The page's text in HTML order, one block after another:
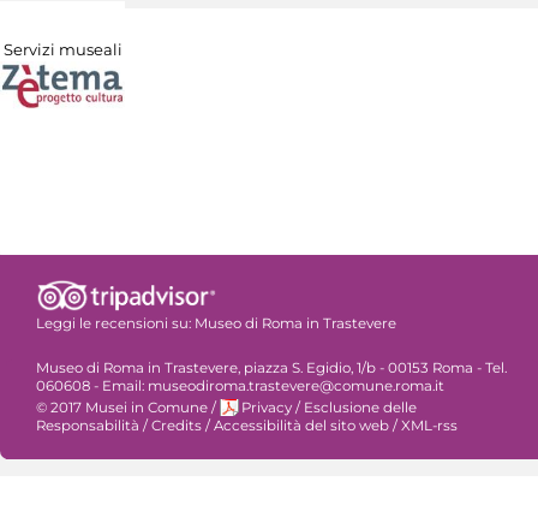
Servizi museali
Leggi le recensioni su: Museo di Roma in Trastevere
Museo di Roma in Trastevere, piazza S. Egidio, 1/b - 00153 Roma - Tel.
060608 - Email: museodiroma.trastevere@comune.roma.it
© 2017 Musei in Comune / Privacy / Esclusione delle
Responsabilità / Credits / Accessibilità del sito web / XML-rss